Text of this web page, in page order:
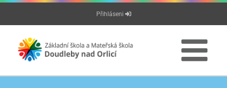
Přeskočit
Přihláseni